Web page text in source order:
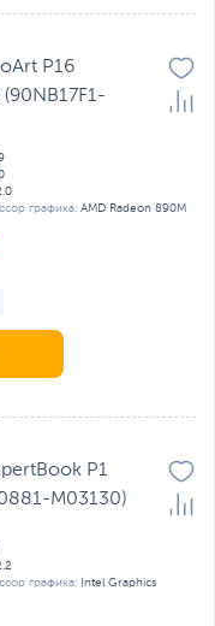
P16
графика: AMD Radeon 890M
P1
M03130)
графика: Intel Graphics